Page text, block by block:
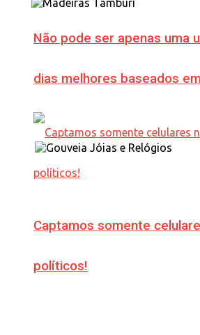
Não pode ser apenas uma
dias melhores baseados
Captamos somente
políticos!